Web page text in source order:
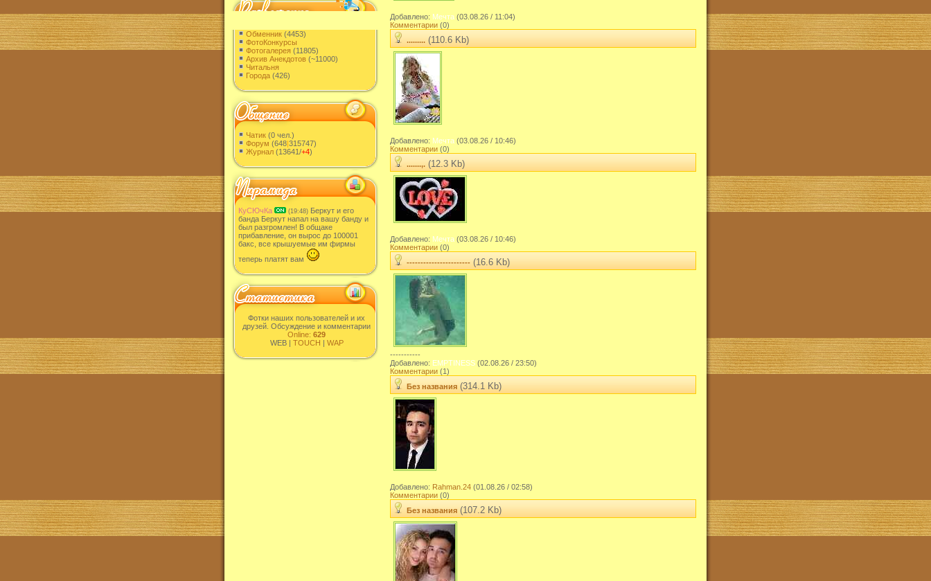
Обменник (4453)
ФотоКонкурсы
Фотогалерея (11805)
Архив Анекдотов (~11000)
Читальня
Города (426)
Чатик (0 чел.)
Форум (648|315747)
Журнал (13641/+4)
КуСЮчКа (19:48) Беркут и его
банда Беркут напал на вашу банду и
был разгромлен! В общаке
прибавление, он вырос до 100001
бакс, все крышуемые им фирмы
теперь платят вам
Фотки наших пользователей и их
друзей. Обсуждение и комментарии
Online: 629
WEB | TOUCH | WAP
Добавлено: Мечта (03.08.26 / 11:04)
Комментарии (0)
......... (110.6 Kb)
Добавлено: Мечта (03.08.26 / 10:46)
Комментарии (0)
.......,. (12.3 Kb)
Добавлено: Мечта (03.08.26 / 10:46)
Комментарии (0)
----------------------- (16.6 Kb)
-----------
Добавлено: EMPTINESS (02.08.26 / 23:50)
Комментарии (1)
Без названия (314.1 Kb)
Добавлено: Rahman.24 (01.08.26 / 02:58)
Комментарии (0)
Без названия (107.2 Kb)